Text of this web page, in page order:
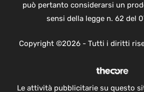
può pertanto considerarsi un
sensi della legge n. 62 del
Copyright ©2026 - Tutti i diritti
Le attività pubblicitarie su questo